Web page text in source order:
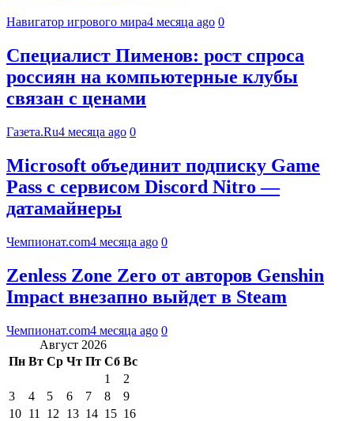
Навигатор игрового мира4 месяца ago 0
Специалист Пименов: рост спроса
россиян на компьютерные клубы
связан с ценами
Газета.Ru4 месяца ago 0
Microsoft объединит подписку Game
Pass с сервисом Discord Nitro —
датамайнеры
Чемпионат.com4 месяца ago 0
Zenless Zone Zero от авторов Genshin
Impact внезапно выйдет в Steam
Чемпионат.com4 месяца ago 0
Август 2026
Пн Вт Ср Чт Пт Сб Вс
1
2
3
4 5 6 7 8
9
10 11 12 13 14 15 16